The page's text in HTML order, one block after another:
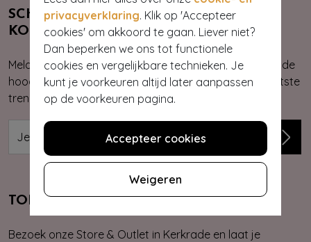
privacyverklaring. Klik op 'Accepteer
cookies' om akkoord te gaan. Liever niet?
Dan beperken we ons tot functionele
cookies en vergelijkbare technieken. Je
kunt je voorkeuren altijd later aanpassen
op de voorkeuren pagina.
Accepteer cookies
Weigeren
SCHRIJF JE NU IN & ONTVANG 10%
KORTING
Meld je aan voor onze nieuwsbrief. Zo ben je altijd op de
hoogte van onze nieuwste & exclusieve collecties, laatste
trends, kortingsacties en giveaways.
TOPVINTAGE STORE & OUTLET
Bezoek onze Store & Outlet in Kerkrade en laat je